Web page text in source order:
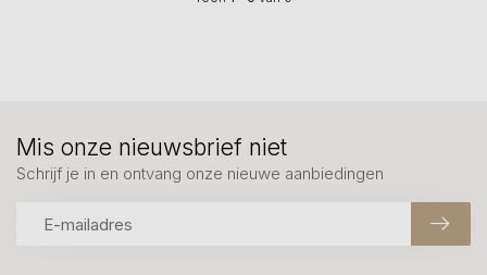
Mis onze nieuwsbrief niet
Schrijf je in en ontvang onze nieuwe aanbiedingen